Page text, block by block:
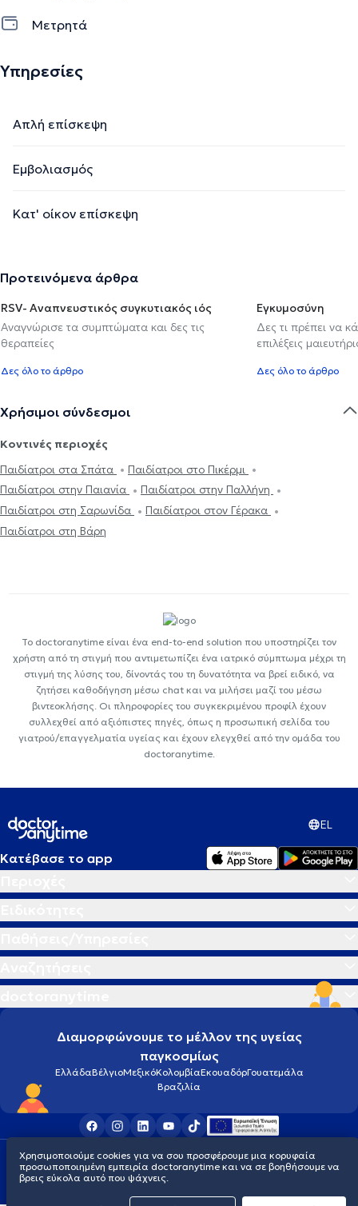
Μετρητά
Υπηρεσίες
Απλή επίσκεψη
Εμβολιασμός
Κατ' οίκον επίσκεψη
Προτεινόμενα άρθρα
RSV- Αναπνευστικός συγκυτιακός ιός
Αναγνώρισε τα συμπτώματα και δες τις
θεραπείες
Δες όλο το άρθρο
Εγκυμοσύνη
Δες τι πρέπει να
επιλέξεις
Δες όλο το άρθρο
Χρήσιμοι σύνδεσμοι
Κοντινές περιοχές
Παιδίατροι στα Σπάτα
Παιδίατροι στο Πικέρμι
Παιδίατροι στην Παιανία
Παιδίατροι στην Παλλήνη
Παιδίατροι στη Σαρωνίδα
Παιδίατροι στον Γέρακα
Παιδίατροι στη Βάρη
Το doctoranytime είναι ένα end-to-end solution που υποστηρίζει τον
χρήστη από τη στιγμή που αντιμετωπίζει ένα ιατρικό σύμπτωμα μέχρι τη
στιγμή της λύσης του, δίνοντάς του τη δυνατότητα να βρεί ειδικό, να
ζητήσει καθοδήγηση μέσω chat και να μιλήσει μαζί του μέσω
βιντεοκλήσης. Οι πληροφορίες του συγκεκριμένου προφίλ έχουν
συλλεχθεί από αξιόπιστες πηγές, όπως η προσωπική σελίδα του
γιατρού/επαγγελματία υγείας και έχουν ελεγχθεί από την ομάδα του
doctoranytime.
EL
Κατέβασε το app
Διαμορφώνουμε το μέλλον της υγείας
παγκοσμίως
ΕλλάδαΒέλγιοΜεξικόΚολομβίαΕκουαδόρΓουατεμάλα
Βραζιλία
Οροι χρήσηςCookiesΠολιτική προστασίας προσωπικού απορρήτου
© 2026 doctoranytime
Χρησιμοποιούμε cookies για να σου προσφέρουμε μια κορυφαία
προσωποποιημένη εμπειρία doctoranytime και να σε βοηθήσουμε να
βρεις εύκολα αυτό που ψάχνεις.